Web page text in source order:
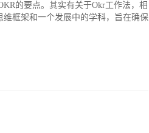
的要点。其实有关于Okr工作法，相
框架和一个发展中的学科，旨在确保